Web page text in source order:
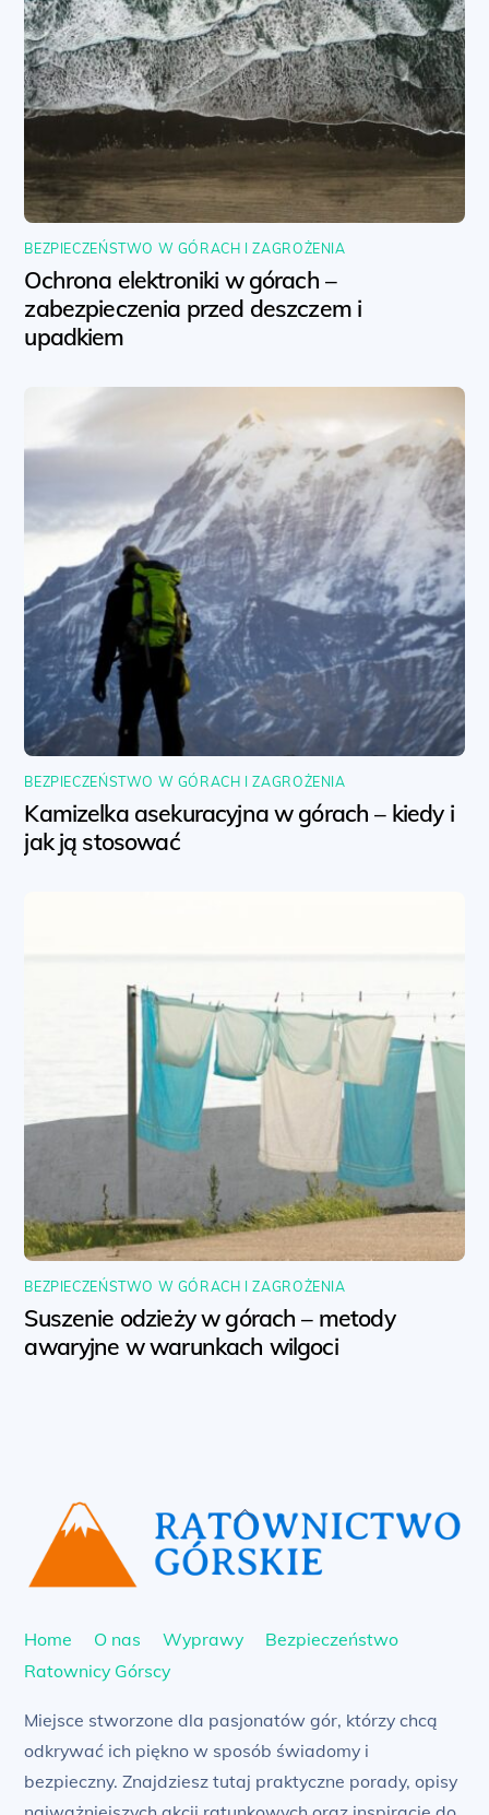
BEZPIECZEŃSTWO W GÓRACH I ZAGROŻENIA
Ochrona elektroniki w górach –
zabezpieczenia przed deszczem i
upadkiem
BEZPIECZEŃSTWO W GÓRACH I ZAGROŻENIA
Kamizelka asekuracyjna w górach – kiedy i
jak ją stosować
BEZPIECZEŃSTWO W GÓRACH I ZAGROŻENIA
Suszenie odzieży w górach – metody
awaryjne w warunkach wilgoci
Back
To
Top
Home O nas Wyprawy
Bezpieczeństwo
Ratownicy Górscy
Miejsce stworzone dla pasjonatów gór, którzy chcą
odkrywać ich piękno w sposób świadomy i
bezpieczny. Znajdziesz tutaj praktyczne porady, opisy